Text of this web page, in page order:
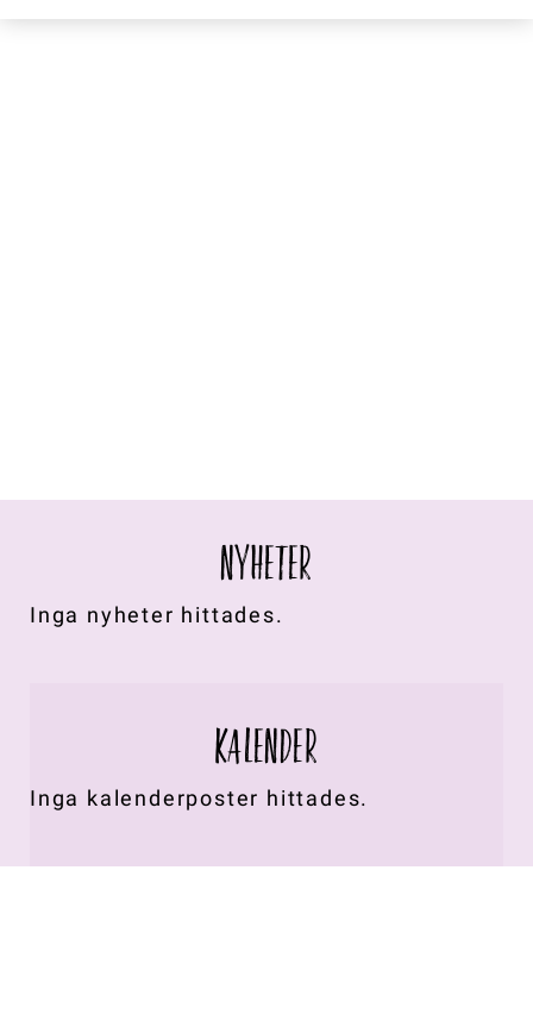
NYHETER
Inga nyheter hittades.
KALENDER
Inga kalenderposter hittades.